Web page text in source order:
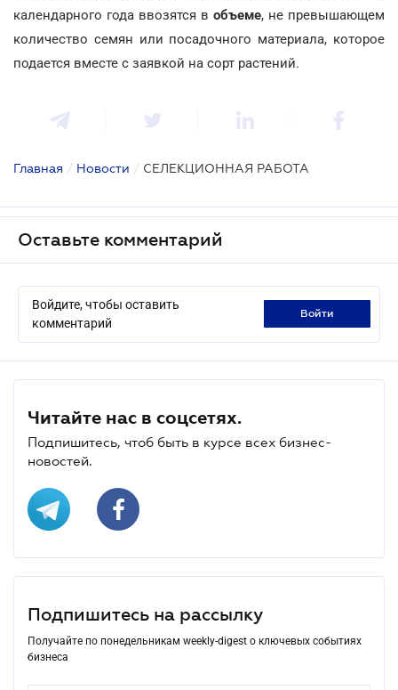
календарного года ввозятся в объеме, не превышающем
количество семян или посадочного материала, которое
подается вместе с заявкой на сорт растений.
Главная / Новости / СЕЛЕКЦИОННАЯ РАБОТА
Оставьте комментарий
Войдите, чтобы оставить
комментарий
войти
Читайте нас в соцсетях.
Подпишитесь, чтоб быть в курсе всех бизнес-
новостей.
Подпишитесь на рассылку
Получайте по понедельникам weekly-digest о ключевых событиях
бизнеса